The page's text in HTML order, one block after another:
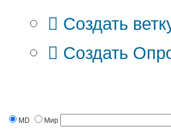
Создать
Создать
MD Мир